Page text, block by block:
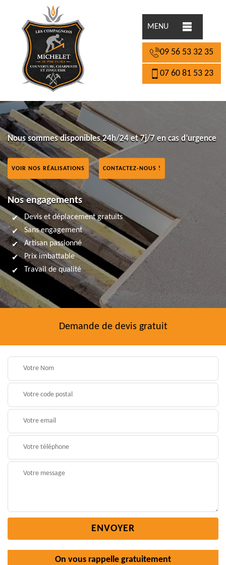
MENU
09 56 53 32 35
07 60 81 53 23
Nous sommes disponibles 24h/24 et 7j/7 en cas d’urgence
VOIR NOS RÉALISATIONS CONTACTEZ-NOUS !
Nos engagements
Devis et déplacement gratuits
Sans engagement
Artisan passionné
Prix imbattable
Travail de qualité
Demande de devis gratuit
On vous rappelle gratuitement